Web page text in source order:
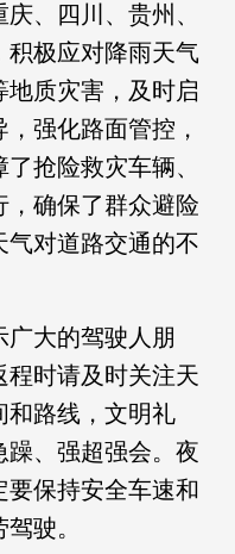
、四川、贵州、
积极应对降雨天气
质灾害，及时启
强化路面管控，
抢险救灾车辆、
，确保了群众避险
气对道路交通的不
大的驾驶人朋
程时请及时关注天
和路线，文明礼
躁、强超强会。夜
要保持安全车速和
驶。